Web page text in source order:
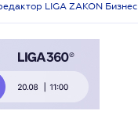
LIGA ZAKON Бизнес